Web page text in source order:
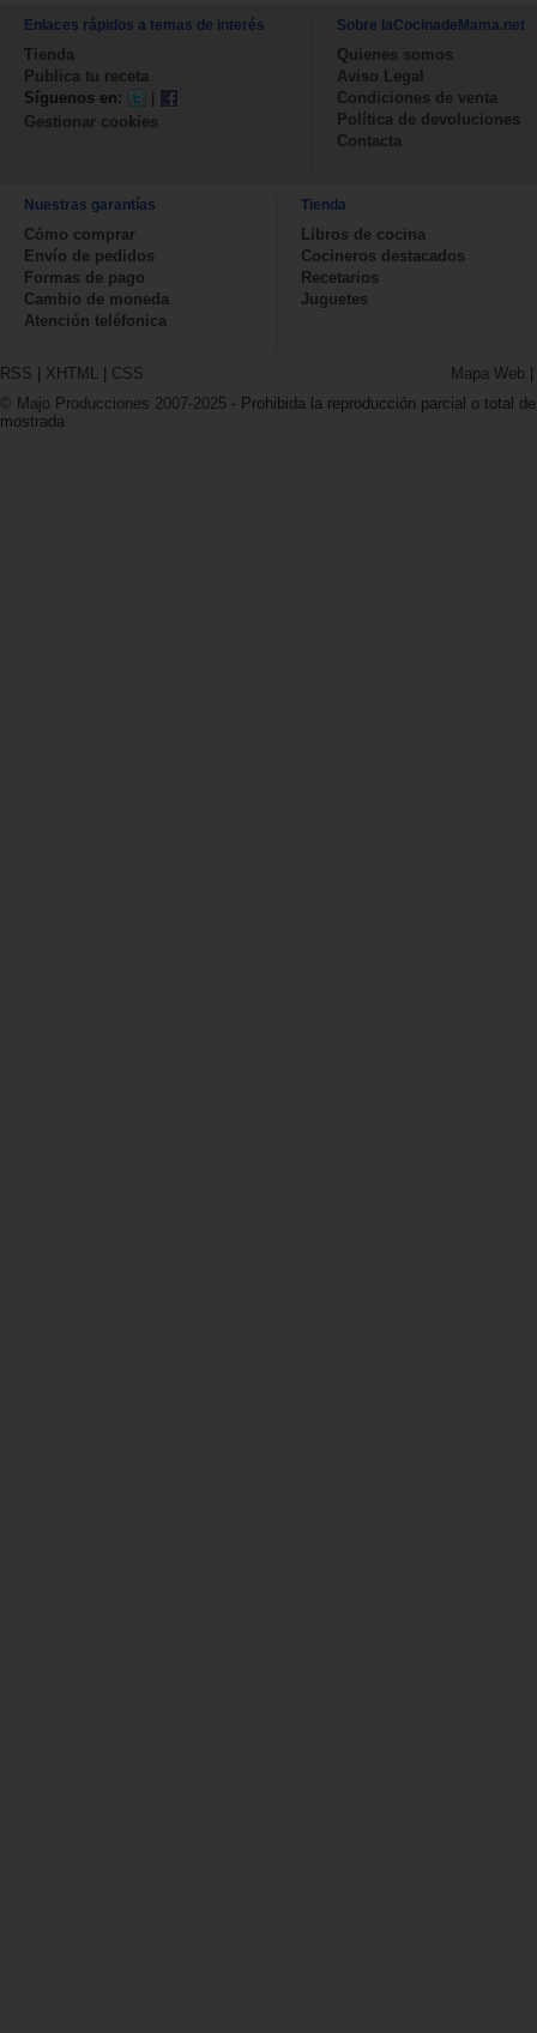
Enlaces rápidos a temas de interés
Tienda
Publica tu receta
Síguenos en:
|
Gestionar cookies
Sobre laCocinadeMama.net
Quienes somos
Aviso Legal
Condiciones de venta
Política de devoluciones
Contacta
Nuestras garantías
Cómo comprar
Envío de pedidos
Formas de pago
Cambio de moneda
Atención teléfonica
Tienda
Libros de cocina
Cocineros destacados
Recetarios
Juguetes
RSS | XHTML | CSS Mapa Web |
© Majo Producciones 2007-2025 - Prohibida la reproducción parcial o total
mostrada